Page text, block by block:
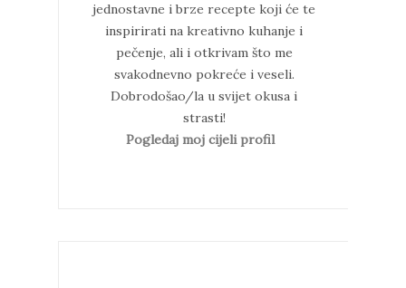
jednostavne i brze recepte koji će te
inspirirati na kreativno kuhanje i
pečenje, ali i otkrivam što me
svakodnevno pokreće i veseli.
Dobrodošao/la u svijet okusa i
strasti!
Pogledaj moj cijeli profil